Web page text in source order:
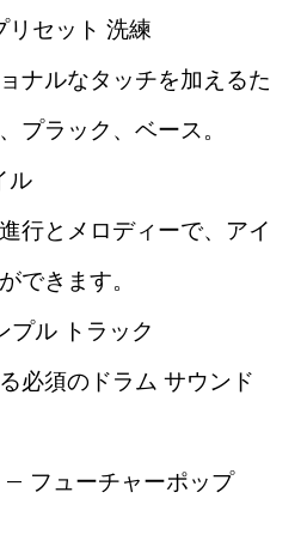
セット 洗練
ナルなタッチを加えるた
プラック、ベース。
ル
行とメロディーで、アイ
できます。
プル トラック
必須のドラム サウンド
フューチャーポップ